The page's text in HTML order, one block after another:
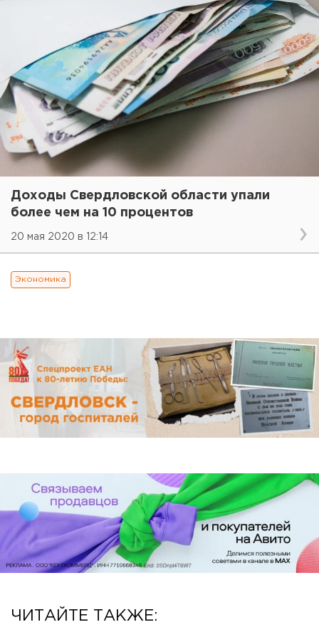
Доходы Свердловской области упали
более чем на 10 процентов
20 мая 2020 в 12:14
Экономика
ЧИТАЙТЕ ТАКЖЕ: